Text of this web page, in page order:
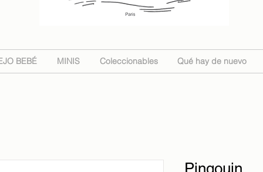
BEBÉ MINIS Coleccionables Qué hay de nuevo
Pingouin